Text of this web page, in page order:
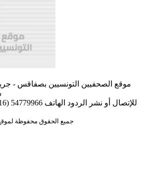
موقع الصحفيين التونسيين بصفاقس -
جميع الحقوق محفوظة لموقع